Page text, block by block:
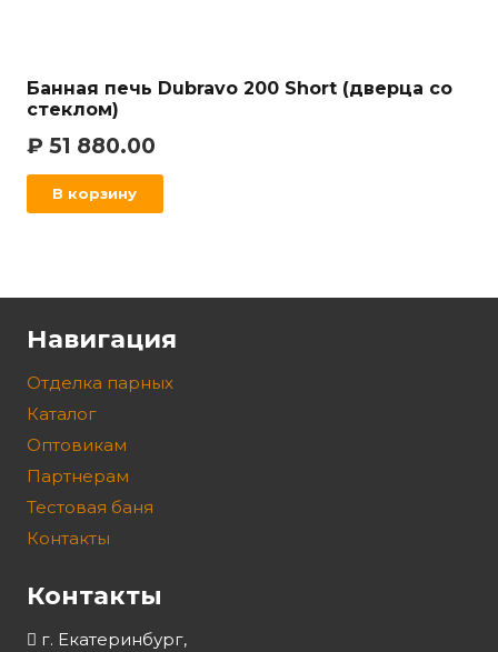
Банная печь Dubravo 200 Short (дверца со
стеклом)
₽ 51 880.00
В корзину
Навигация
Отделка парных
Каталог
Оптовикам
Партнерам
Тестовая баня
Контакты
Контакты
г. Екатеринбург,